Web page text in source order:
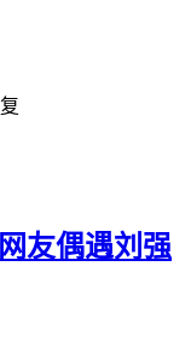
友偶遇刘强